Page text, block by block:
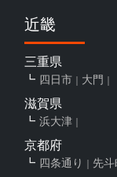
近畿
三重県
四日市 大門
滋賀県
浜大津
京都府
四条通り 先斗